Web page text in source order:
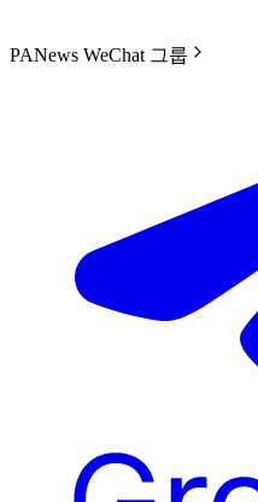
PANews WeChat 그룹